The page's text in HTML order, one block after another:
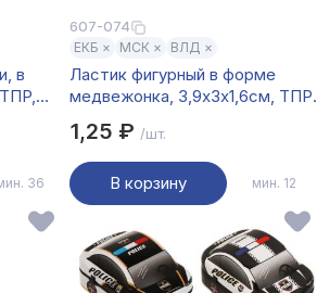
в
36
607-074
ЕКБ × МСК × ВЛД ×
Ластик фигурный в форме
медвежонка, 3,9х3х1,6см, ТПР,
1,25 ₽ /шт.
В корзину мин. 12